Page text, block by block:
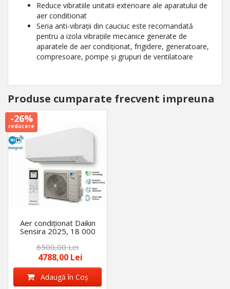
Reduce vibratiile unitatii exterioare ale aparatului de
aer conditionat
Seria anti-vibrații din cauciuc este recomandată
pentru a izola vibrațiile mecanice generate de
aparatele de aer condiționat, frigidere, generatoare,
compresoare, pompe și grupuri de ventilatoare
Produse cumparate frecvent impreuna
-26%
reducere
Aer condiționat Daikin
Sensira 2025, 18 000
Inverter, R32, Wi Fi
Integrat
6500,00 Lei
4788,00 Lei
Adaugă în Coş